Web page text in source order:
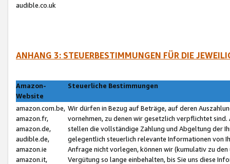
audible.co.uk
ANHANG 3: STEUERBESTIMMUNGEN FÜR DIE
Amazon-
Website
Steuerliche Bestimmungen
amazon.com.be,
amazon.fr,
amazon.de,
audible.de,
amazon.ie
amazon.it,
Wir dürfen in Bezug auf Beträge, auf deren
vornehmen, zu denen wir gesetzlich verpflichtet
stellen die vollständige Zahlung und Abgeltung der
gelegentlich steuerlich relevante Informationen von
Anfrage nicht vorlegen, können wir (kumulativ zu
Vergütung so lange einbehalten, bis Sie uns diese